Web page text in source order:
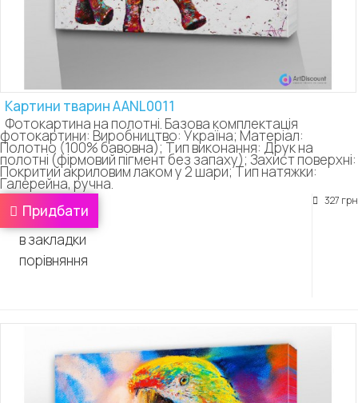
Картини тварин AANL0011
Фотокартина на полотні. Базова комплектація
фотокартини: Виробництво: Україна; Матеріал:
Полотно (100% бавовна); Тип виконання: Друк на
полотні (фірмовий пігмент без запаху); Захист поверхні:
Покритий акриловим лаком у 2 шари; Тип натяжки:
Галерейна, ручна.
327 грн
Придбати
в закладки
порівняння